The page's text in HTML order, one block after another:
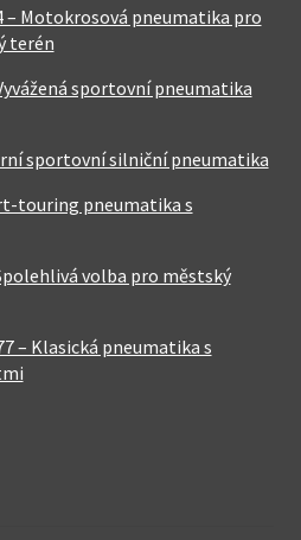
– Motokrosová pneumatika pro
terén
sportovní pneumatika
sportovní silniční pneumatika
touring pneumatika s
volba pro městský
– Klasická pneumatika s